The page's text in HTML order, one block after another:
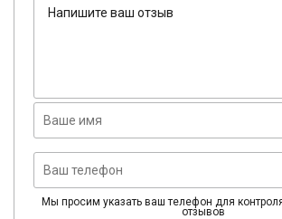
Мы просим указать ваш телефон для
отзывов